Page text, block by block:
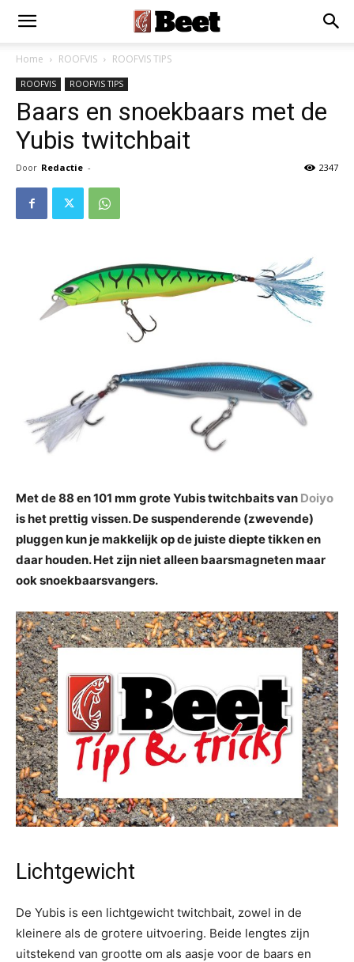
Home ROOFVIS ROOFVIS TIPS
ROOFVIS ROOFVIS TIPS
Baars en snoekbaars met de
Yubis twitchbait
Door Redactie - 2347
Met de 88 en 101 mm grote Yubis twitchbaits van Doiyo
is het prettig vissen. De suspenderende (zwevende)
pluggen kun je makkelijk op de juiste diepte tikken en
daar houden. Het zijn niet alleen baarsmagneten maar
ook snoekbaarsvangers.
Lichtgewicht
De Yubis is een lichtgewicht twitchbait, zowel in de
kleinere als de grotere uitvoering. Beide lengtes zijn
uitstekend van grootte om als aasje voor de baars en